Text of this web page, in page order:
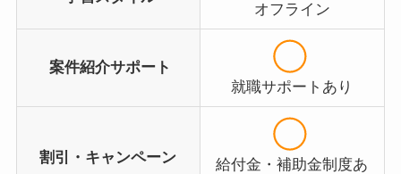
オフライン
案件紹介サポート
就職サポートあり
割引・キャンペーン
給付金・補助金制度あ